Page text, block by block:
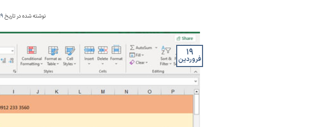
نوشته شده در تاریخ۱۹
۱۹
فروردین